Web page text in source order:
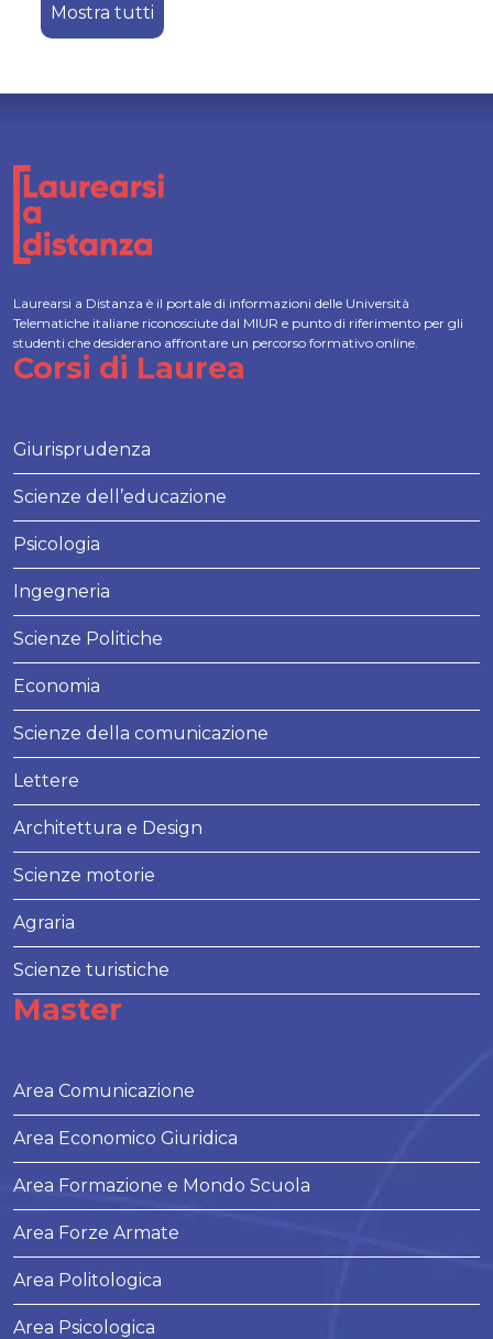
Mostra tutti
Laurearsi a Distanza è il portale di informazioni delle Università
Telematiche italiane riconosciute dal MIUR e punto di riferimento per gli
studenti che desiderano affrontare un percorso formativo online.
Corsi di Laurea
Giurisprudenza
Scienze dell’educazione
Psicologia
Ingegneria
Scienze Politiche
Economia
Scienze della comunicazione
Lettere
Architettura e Design
Scienze motorie
Agraria
Scienze turistiche
Master
Area Comunicazione
Area Economico Giuridica
Area Formazione e Mondo Scuola
Area Forze Armate
Area Politologica
Area Psicologica